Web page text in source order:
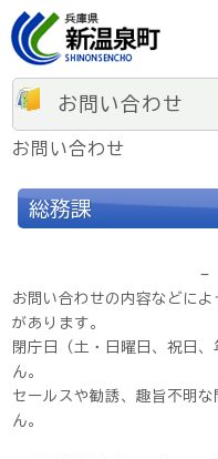
お問い合わせ
お問い合わせ
総務課
-
お問い合わせの内容などに
があります。
閉庁日（土・日曜日、祝日
ん。
セールスや勧誘、趣旨不明
ん。